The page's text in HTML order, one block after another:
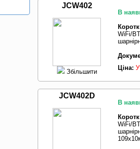
JCW402
Збільшити
В
WiFi/
Ціна:
JCW402D
В
WiFi/